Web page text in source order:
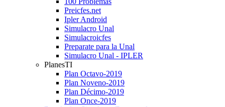
Preicfes.net
Ipler Android
Simulacro Unal
Simulacroicfes
Preparate para la Unal
Simulacro Unal - IPLER
PlanesTI
Plan Octavo-2019
Plan Noveno-2019
Plan Décimo-2019
Plan Once-2019